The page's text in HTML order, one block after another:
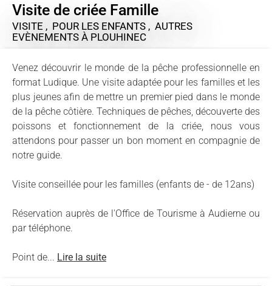
Visite de criée Famille
VISITE , POUR LES ENFANTS , AUTRES
EVÈNEMENTS À PLOUHINEC
Venez découvrir le monde de la pêche professionnelle en
format Ludique. Une visite adaptée pour les familles et les
plus jeunes afin de mettre un premier pied dans le monde
de la pêche côtière. Techniques de pêches, découverte des
poissons et fonctionnement de la criée, nous vous
attendons pour passer un bon moment en compagnie de
notre guide.
Visite conseillée pour les familles (enfants de - de 12ans)
Réservation auprès de l'Office de Tourisme à Audierne ou
par téléphone.
Point de... Lire la suite